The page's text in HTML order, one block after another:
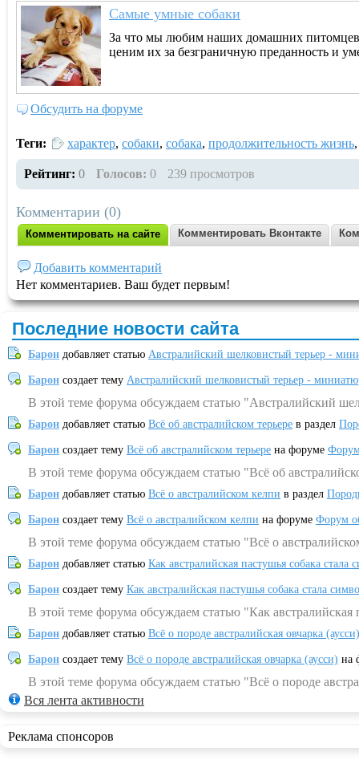
Самые умные собаки
За что мы любим наших домашних
ценим их за безграничную преданность и
Обсудить на форуме
Теги: характер, собаки, собака, продолжительность жизнь
Рейтинг: 0 Голосов: 0 239 просмотров
Комментарии (0)
Комментировать на сайте Комментировать Вконтакте
Добавить комментарий
Нет комментариев. Ваш будет первым!
Последние новости сайта
Барон добавляет статью Австралийский шелковистый терьер -
Барон создает тему Австралийский шелковистый терьер -
В этой теме форума обсуждаем статью "Австралийский
Барон добавляет статью Всё об австралийском терьере в раздел
Барон создает тему Всё об австралийском терьере на форуме
В этой теме форума обсуждаем статью "Всё об
Барон добавляет статью Всё о австралийском келпи в раздел
Барон создает тему Всё о австралийском келпи на форуме Форум
В этой теме форума обсуждаем статью "Всё о
Барон добавляет статью Как австралийская пастушья собака
Барон создает тему Как австралийская пастушья собака стала
В этой теме форума обсуждаем статью "Как
Барон добавляет статью Всё о породе австралийская овчарка (аусси)
Барон создает тему Всё о породе австралийская овчарка (аусси) на
В этой теме форума обсуждаем статью "Всё о породе
Вся лента активности
Реклама спонсоров